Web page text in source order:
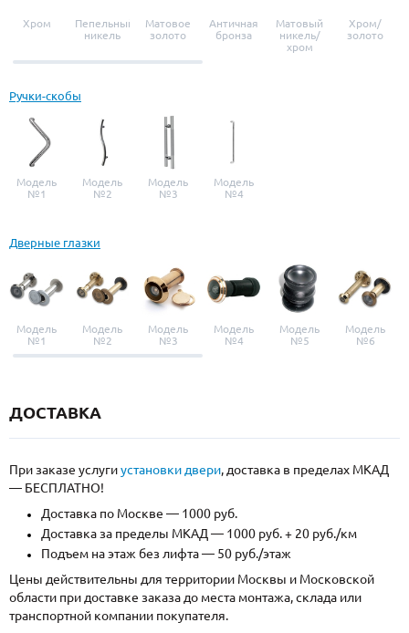
Хром
Пепельный
никель
Матовое
золото
Античная
бронза
Матовый
никель/
хром
Хром/
золото
Ручки-скобы
Модель
№1
Модель
№2
Модель
№3
Модель
№4
Дверные глазки
Модель
№1
Модель
№2
Модель
№3
Модель
№4
Модель
№5
Модель
№6
ДОСТАВКА
При заказе услугиустановки двери, доставка в пределах МКАД
— БЕСПЛАТНО!
Доставка по Москве — 1000 руб.
Доставка за пределы МКАД — 1000 руб. + 20 руб./км
Подъем на этаж без лифта — 50 руб./этаж
Цены действительны для территории Москвы и Московской
области при доставке заказа до места монтажа, склада или
транспортной компании покупателя.